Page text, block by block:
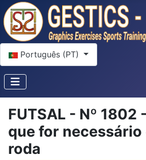
Escolha o seu idioma
Português (PT)
FUTSAL - Nº 1802
que for necessário
roda